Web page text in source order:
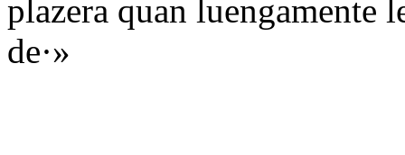
plazera quan luengamente
de·»